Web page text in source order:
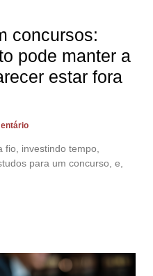
concursos:
pode manter a
estar fora
investindo tempo,
para um concurso, e,